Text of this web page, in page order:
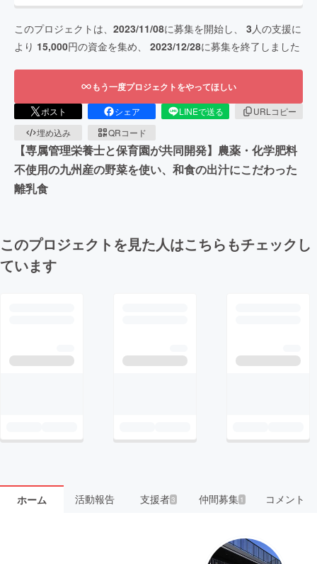
このプロジェクトは、 2023/11/08に募集を開始し、 3 人の支援に
より 15,000円の資金を集め、 2023/12/28に募集を終了しました
もう一度プロジェクトをやってほしい
ポスト シェア LINEで送る
URLコピー
埋め込み
QRコード
【専属管理栄養⼠と保育園が共同開発】農薬・化学肥料
不使用の九州産の野菜を使い、和食の出汁にこだわった
離乳食
このプロジェクトを見た人はこちらもチェックし
ています
ホーム 活動報告 支援者3 仲間募集 1 コメント